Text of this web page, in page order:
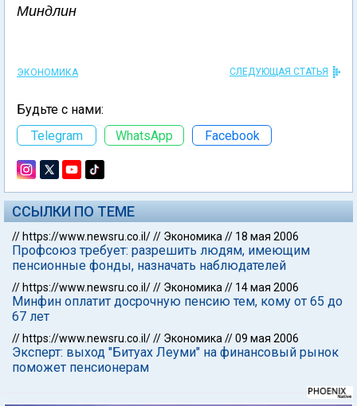
Миндлин
ЭКОНОМИКА СЛЕДУЮЩАЯ СТАТЬЯ
Будьте с нами:
Telegram
WhatsApp Facebook
ССЫЛКИ ПО ТЕМЕ
// https://www.newsru.co.il/// Экономика // 18 мая 2006
Профсоюз требует: разрешить людям, имеющим
пенсионные фонды, назначать наблюдателей
// https://www.newsru.co.il/// Экономика // 14 мая 2006
Минфин оплатит досрочную пенсию тем, кому от 65 до
67 лет
// https://www.newsru.co.il/// Экономика //09 мая 2006
Эксперт: выход "Битуах Леуми" на финансовый рынок
поможет пенсионерам